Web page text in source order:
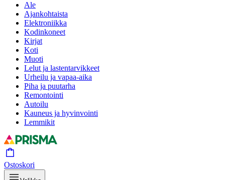
Ale
Ajankohtaista
Elektroniikka
Kodinkoneet
Kirjat
Koti
Muoti
Lelut ja lastentarvikkeet
Urheilu ja vapaa-aika
Piha ja puutarha
Remontointi
Autoilu
Kauneus ja hyvinvointi
Lemmikit
Ostoskori